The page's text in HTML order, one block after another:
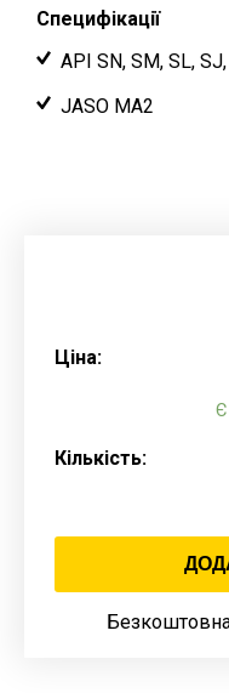
Специфікації
API SN, SM, SL, SJ,
JASO MA2
Ціна:
Є
Кількість: